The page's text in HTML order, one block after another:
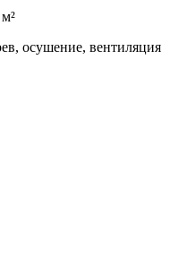
м²
осушение, вентиляция